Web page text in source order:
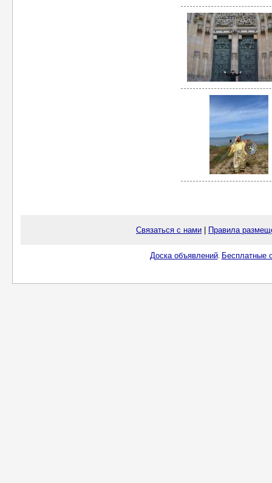
Связаться с нами Правила
Доска объявлений. Бесплатные